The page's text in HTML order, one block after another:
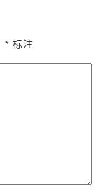
* 标注